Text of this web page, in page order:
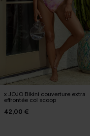
x JOJO Bikini couverture extra
effrontée col scoop
42,00 €